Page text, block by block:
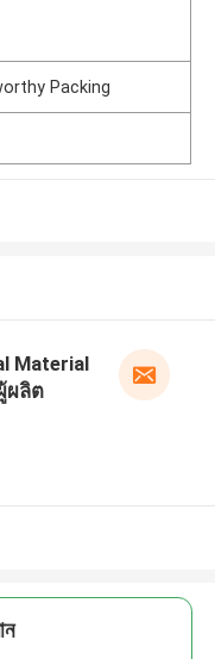
Packing
Material
ผลิต